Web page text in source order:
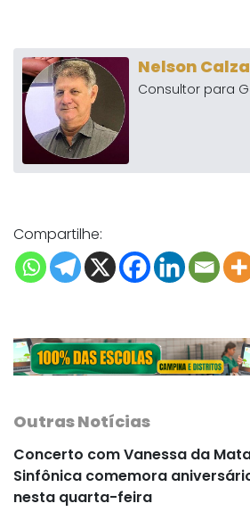
Nelson
Consultor para
Compartilhe:
Outras Notícias
Concerto com Vanessa da
Sinfônica comemora
nesta quarta-feira